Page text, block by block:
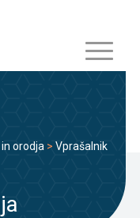
orodja > Vprašalnik